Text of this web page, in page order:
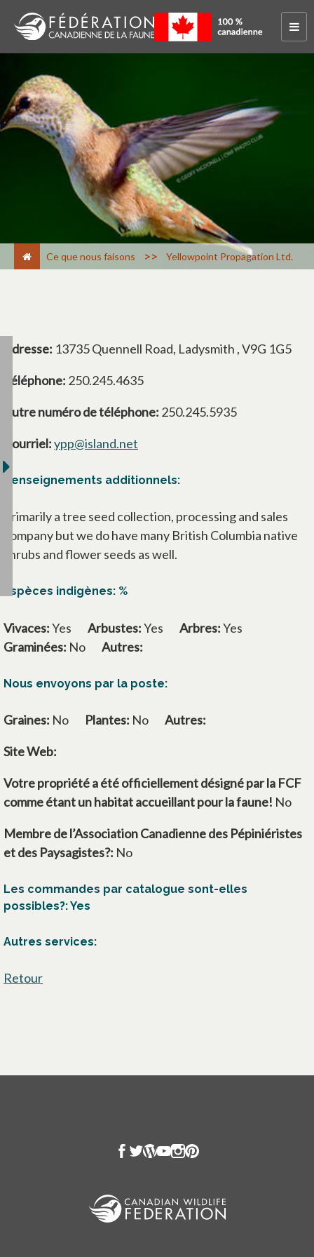
Ce que nous faisons > Yellowpoint Propagation Ltd.
Adresse: 13735 Quennell Road, Ladysmith , V9G 1G5
Téléphone: 250.245.4635
Autre numéro de téléphone: 250.245.5935
Courriel:ypp@island.net
Renseignements additionnels:
Primarily a tree seed collection, processing and sales
company but we do have many British Columbia native
shrubs and flower seeds as well.
Espèces indigènes: %
Vivaces:Yes Arbustes:Yes Arbres:Yes
Graminées: No Autres:
Nous envoyons par la poste:
Graines: No Plantes: No Autres:
Site Web:
Votre propriété a été officiellement désigné par la FCF
comme étant un habitat accueillant pour la faune! No
Membre de l’Association Canadienne des Pépiniéristes
et des Paysagistes?: No
Les commandes par catalogue sont-elles
possibles?: Yes
Autres services:
Retour